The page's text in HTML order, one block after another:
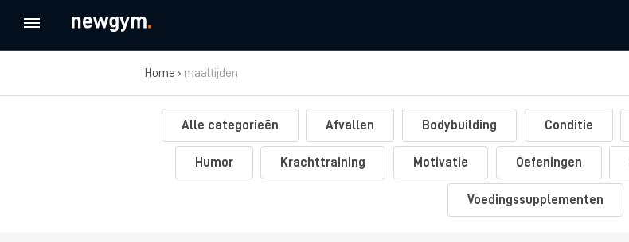
Home › maaltijden
Alle categorieën Afvallen Bodybuilding Conditie
Humor Krachttraining Motivatie Oefeningen
Voedingssupplementen